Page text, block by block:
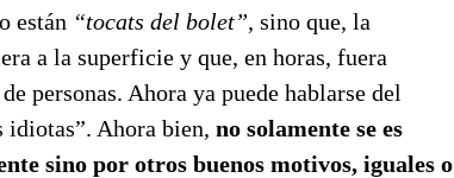
están “tocats del bolet”, sino que, la
a la superficie y que, en horas, fuera
personas. Ahora ya puede hablarse del
idiotas”. Ahora bien, no solamente se es
sino por otros buenos motivos, iguales o